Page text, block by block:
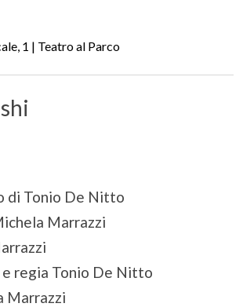
1 | Teatro al Parco
di Tonio De Nitto
Marrazzi
regia Tonio De Nitto
Marrazzi